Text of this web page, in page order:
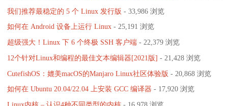
我们推荐最稳定的 5 个 Linux 发行版 - 33,986 浏览
如何在 Android 设备上运行 Linux- 25,191 浏览
超级强大！Linux 下 6 个终极 SSH 客户端- 22,379 浏览
12个针对Linux和编程的最佳文本编辑器[2021版] - 21,428 浏览
CutefishOS：媲美macOS的Manjaro Linux社区体验版 - 20,868 浏览
如何在 Ubuntu 20.04/22.04 上安装 GCC 编译器 - 17,920 浏览